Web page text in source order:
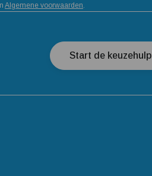
Algemene voorwaarden.
Start de keuzehulp